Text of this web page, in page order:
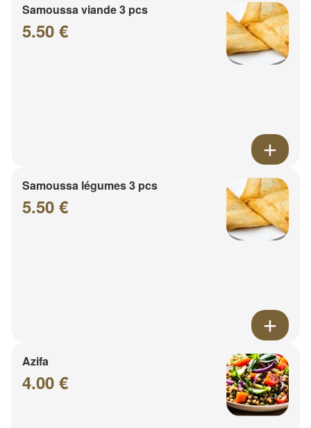
Samoussa viande 3 pcs
5.50 €
Samoussa légumes 3 pcs
5.50 €
Azifa
4.00 €